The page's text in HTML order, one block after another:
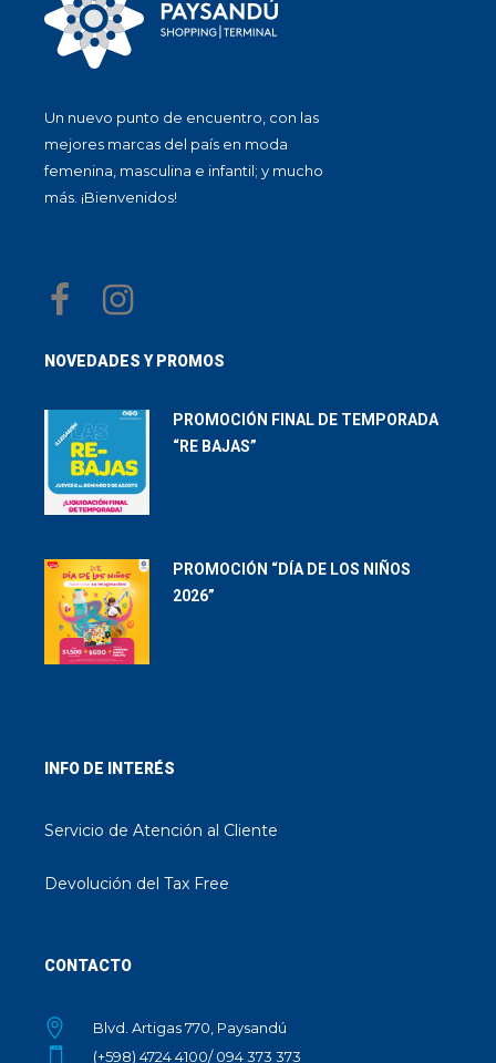
Un nuevo punto de encuentro, con las
mejores marcas del país en moda
femenina, masculina e infantil; y mucho
más. ¡Bienvenidos!
NOVEDADES Y PROMOS
PROMOCIÓN FINAL DE TEMPORADA
“RE BAJAS”
PROMOCIÓN “DÍA DE LOS NIÑOS
2026”
INFO DE INTERÉS
Servicio de Atención al Cliente
Devolución del Tax Free
CONTACTO
Blvd. Artigas 770, Paysandú
(+598) 4724 4100/ 094 373 373